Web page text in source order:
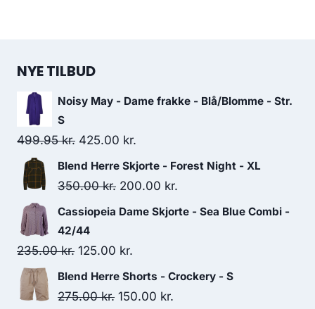
NYE TILBUD
Noisy May - Dame frakke - Blå/Blomme - Str.
S
499.95kr. Original
price
was:
425.00 kr.
price
is:
Blend Herre Skjorte - Forest Night - XL
350.00kr. Original
price
350.00 kr..
200.00 kr.
price
Cassiopeia Dame Skjorte - Sea Blue Combi -
42/44
235.00kr. Original
price
was:
125.00 kr.
price
is:
Blend Herre Shorts - Crockery - S
275.00kr. Original
150.00 kr.